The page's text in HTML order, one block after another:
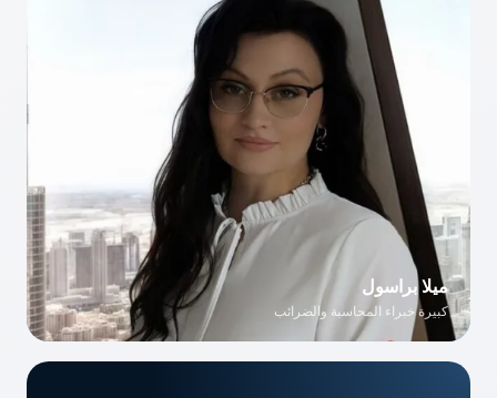
ميلا براسول
كبيرة خبراء المحاسبة والضرائب